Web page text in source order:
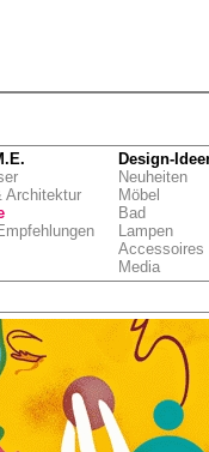
Architektur
Design-
Neuheiten
Möbel
Bad
Lampen
Accessoires
Media